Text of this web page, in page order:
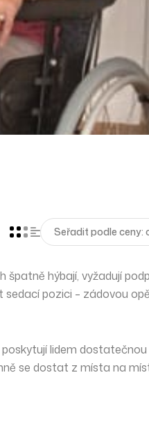
špatně hýbají, vyžadují
pozici – zádovou
lidem
se dostat z místa na